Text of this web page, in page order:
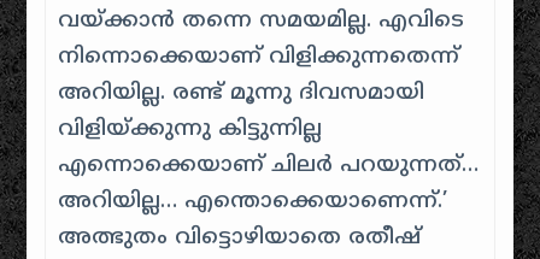
വയ്ക്കാന്‍ തന്നെ സമയമില്ല. എവിടെ
നിന്നൊക്കെയാണ് വിളിക്കുന്നതെന്ന്
അറിയില്ല. രണ്ട് മൂന്നു ദിവസമായി
വിളിയ്ക്കുന്നു കിട്ടുന്നില്ല
എന്നൊക്കെയാണ് ചിലർ പറയുന്നത്…
അറിയില്ല… എന്തൊക്കെയാണെന്ന്.’
അത്ഭുതം വിട്ടൊഴിയാതെ രതീഷ്